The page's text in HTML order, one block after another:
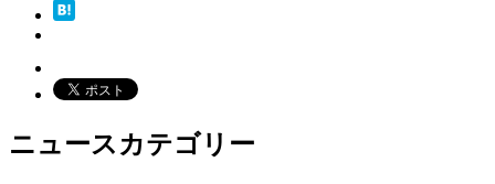
ニュースカテゴリー